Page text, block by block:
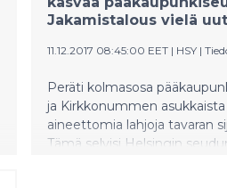
Jakamistalous vielä
11.12.2017 08:45:00 EET | HSY |
Peräti kolmasosa
ja Kirkkonummen asukkaista
aineettomia lahjoja tavaran
Tämä selvisi Helsingin